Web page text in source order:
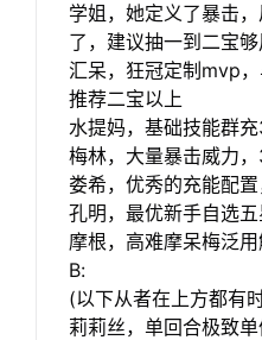
学姐，她定义了暴击
了，建议抽一到二宝
汇呆，狂冠定制mvp
推荐二宝以上
水提妈，基础技能群
梅林，大量暴击威力
娄希，优秀的充能配
孔明，最优新手自选
摩根，高难摩呆梅泛
B:
(以下从者在上方都有
莉莉丝，单回合极致